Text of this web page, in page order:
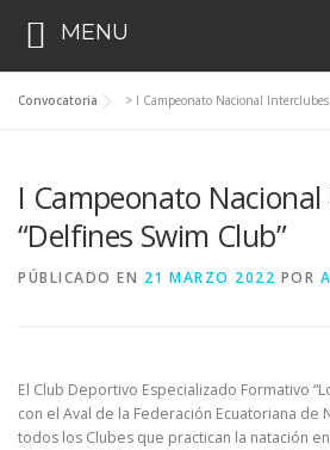
Convocatoria > I Campeonato Nacional
I Campeonato
“Delfines Swim Club”
PÚBLICADO EN 21 MARZO 2022 POR
El Club Deportivo Especializado Formativo
con el Aval de la Federación Ecuatoriana de
todos los Clubes que practican la natación
MENU